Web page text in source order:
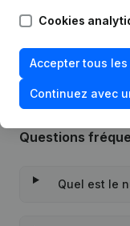
23-02-2018
Questions
Quel est le
Cookies
Accepter tous
Continuez avec